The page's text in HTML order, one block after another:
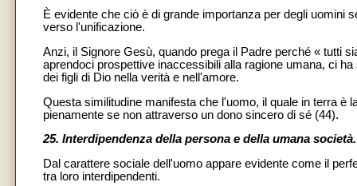
È evidente che ciò è di grande importanza per degli uomini
verso l'unificazione.
Anzi, il Signore Gesù, quando prega il Padre perché « tutti
aprendoci prospettive inaccessibili alla ragione umana, ci
dei figli di Dio nella verità e nell'amore.
Questa similitudine manifesta che l'uomo, il quale in terra è
pienamente se non attraverso un dono sincero di sé (44).
25. Interdipendenza della persona e della umana società.
Dal carattere sociale dell'uomo appare evidente come il
tra loro interdipendenti.